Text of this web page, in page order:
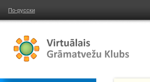
По-русски